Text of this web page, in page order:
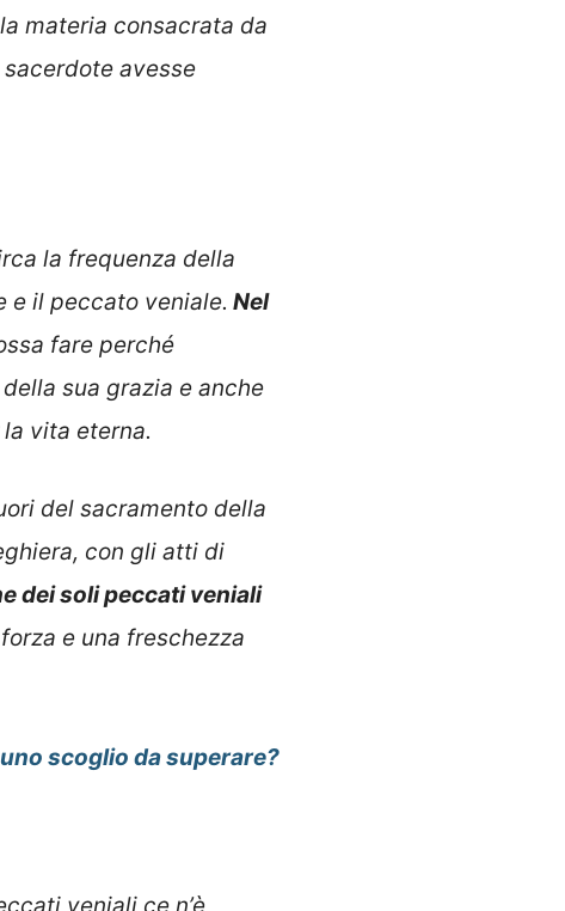
materia consacrata da
avesse
la frequenza della
e il peccato veniale. Nel
fare perché
sua grazia e anche
vita eterna.
del sacramento della
con gli atti di
dei soli peccati veniali
e una freschezza
scoglio da superare?
veniali ce n’è